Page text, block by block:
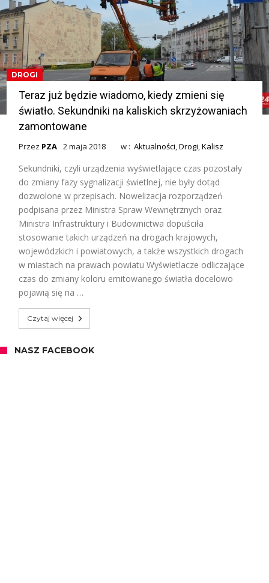
DROGI
Teraz już będzie wiadomo, kiedy zmieni się
światło. Sekundniki na kaliskich skrzyżowaniach
zamontowane
Przez PZA 2 maja 2018 w :Aktualności,Drogi,Kalisz
Sekundniki, czyli urządzenia wyświetlające czas pozostały
do zmiany fazy sygnalizacji świetlnej, nie były dotąd
dozwolone w przepisach. Nowelizacja rozporządzeń
podpisana przez Ministra Spraw Wewnętrznych oraz
Ministra Infrastruktury i Budownictwa dopuściła
stosowanie takich urządzeń na drogach krajowych,
wojewódzkich i powiatowych, a także wszystkich drogach
w miastach na prawach powiatu Wyświetlacze odliczające
czas do zmiany koloru emitowanego światła docelowo
pojawią się na …
Czytaj więcej
NASZ FACEBOOK